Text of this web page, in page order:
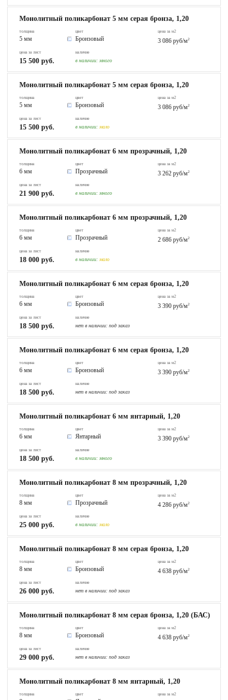
Монолитный поликарбонат 5 мм серая бронза, 1,20
толщина
5 мм
цвет
Бронзовый
цена за м2
3 086 руб/м2
цена за лист
15 500 руб.
наличие
в наличии: много
Монолитный поликарбонат 5 мм серая бронза, 1,20
толщина
5 мм
цвет
Бронзовый
цена за м2
3 086 руб/м2
цена за лист
15 500 руб.
наличие
в наличии: мало
Монолитный поликарбонат 6 мм прозрачный, 1,20
толщина
6 мм
цвет
Прозрачный
цена за м2
3 262 руб/м2
цена за лист
21 900 руб.
наличие
в наличии: много
Монолитный поликарбонат 6 мм прозрачный, 1,20
толщина
6 мм
цвет
Прозрачный
цена за м2
2 686 руб/м2
цена за лист
18 000 руб.
наличие
в наличии: мало
Монолитный поликарбонат 6 мм серая бронза, 1,20
толщина
6 мм
цвет
Бронзовый
цена за м2
3 390 руб/м2
цена за лист
18 500 руб.
наличие
нет в наличии: под заказ
Монолитный поликарбонат 6 мм серая бронза, 1,20
толщина
6 мм
цвет
Бронзовый
цена за м2
3 390 руб/м2
цена за лист
18 500 руб.
наличие
нет в наличии: под заказ
Монолитный поликарбонат 6 мм янтарный, 1,20
толщина
6 мм
цвет
Янтарный
цена за м2
3 390 руб/м2
цена за лист
18 500 руб.
наличие
в наличии: много
Монолитный поликарбонат 8 мм прозрачный, 1,20
толщина
8 мм
цвет
Прозрачный
цена за м2
4 286 руб/м2
цена за лист
25 000 руб.
наличие
в наличии: мало
Монолитный поликарбонат 8 мм серая бронза, 1,20
толщина
8 мм
цвет
Бронзовый
цена за м2
4 638 руб/м2
цена за лист
26 000 руб.
наличие
нет в наличии: под заказ
Монолитный поликарбонат 8 мм серая бронза, 1,20 (БАС)
толщина
8 мм
цвет
Бронзовый
цена за м2
4 638 руб/м2
цена за лист
29 000 руб.
наличие
нет в наличии: под заказ
Монолитный поликарбонат 8 мм янтарный, 1,20
толщина цвет цена за м2